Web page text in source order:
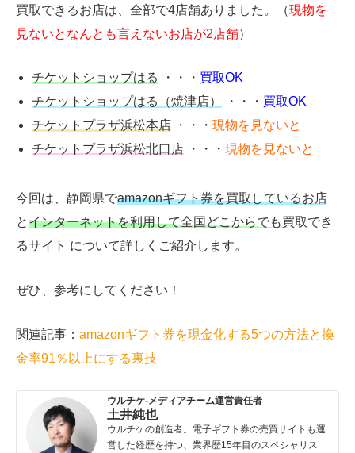
買取できるお店は、全部で4店舗ありました。（現物を
見ないとなんとも言えないお店が2店舗）
チケットショップはる ・・・ 買取OK
チケットショップはる（焼津店）
・・・ 買取OK
チケットプラザ浜松本店 ・・・ 現物を見ないと
チケットプラザ浜松北口店 ・・・ 現物を見ないと
今回は、静岡県でamazonギフト券を買取しているお店
とインターネットを利用して全国どこからでも買取でき
るサイト について詳しくご紹介します。
ぜひ、参考にしてください！
関連記事： amazonギフト券を現金化する5つの方法と換
金率91％以上にする裏技
ウルチケ-メディアチーム運営責任者
土井純也
ウルチケの創造者。電子ギフト券の売買サイトも運
営した経歴を持つ、業界歴15年目のスペシャリス